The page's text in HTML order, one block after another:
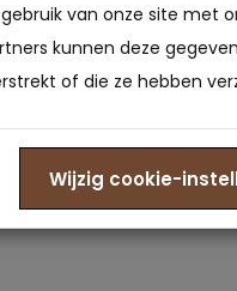
van onze site met
kunnen deze
of die ze hebben
Wijzig cookie-